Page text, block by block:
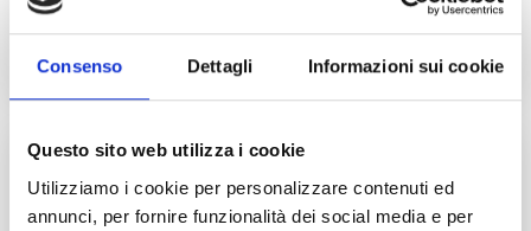
Consenso Dettagli Informazioni sui cookie
Questo sito web utilizza i cookie
Utilizziamo i cookie per personalizzare contenuti ed
annunci, per fornire funzionalità dei social media e per
pellegrinaggi, spostamenti giornalieri o gite
turistiche?